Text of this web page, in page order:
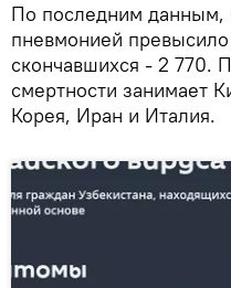
По последним данным,
пневмонией
скончавшихся - 2 770.
смертности занимает
Корея, Иран и Италия.